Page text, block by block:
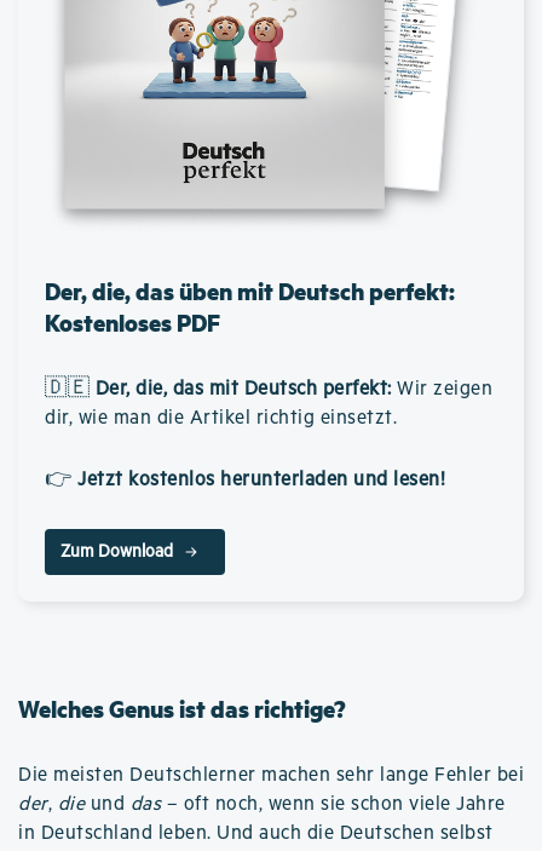
Der, die, das üben mit Deutsch perfekt:
Kostenloses PDF
🇩🇪 Der, die, das mit Deutsch perfekt: Wir zeigen
dir, wie man die Artikel richtig einsetzt.
👉 Jetzt kostenlos herunterladen und lesen!
Zum Download
Welches Genus ist das richtige?
Die meisten Deutschlerner machen sehr lange Fehler bei
der, dieund das– oft noch, wenn sie schon viele Jahre
in Deutschland leben. Und auch die Deutschen selbst